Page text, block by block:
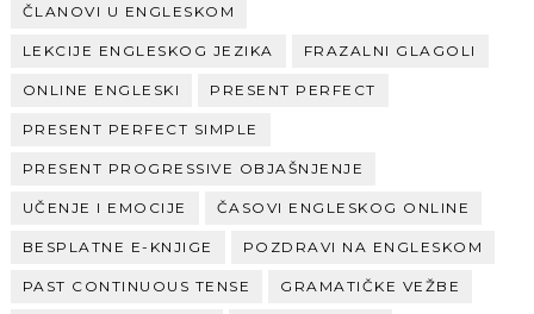
ČLANOVI U ENGLESKOM
LEKCIJE ENGLESKOG JEZIKA FRAZALNI GLAGOLI
ONLINE ENGLESKI PRESENT PERFECT
PRESENT PERFECT SIMPLE
PRESENT PROGRESSIVE OBJAŠNJENJE
UČENJE I EMOCIJE ČASOVI ENGLESKOG ONLINE
BESPLATNE E-KNJIGE POZDRAVI NA ENGLESKOM
PAST CONTINUOUS TENSE GRAMATIČKE VEŽBE